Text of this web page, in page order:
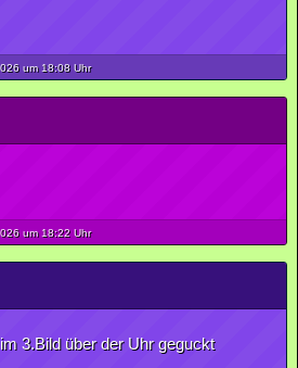
um 18:08 Uhr
um 18:22 Uhr
3.Bild über der Uhr geguckt